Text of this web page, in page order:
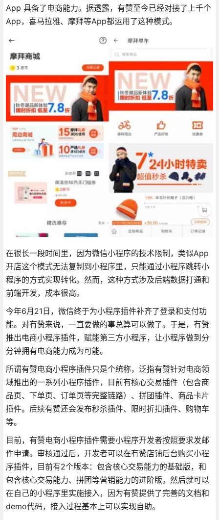
App 具备了电商能力。据透露，有赞至今已经对接了上千个
App，喜马拉雅、摩拜等App都运用了这种模式。
在很长一段时间里，因为微信小程序的技术限制，类似App
开店这个模式无法复制到小程序里，只能通过小程序跳转小
程序的方式实现转化。然而，这种方式涉及后端数据打通和
前端开发，成本很高。
今年6月21日，微信终于为小程序插件补齐了登录和支付功
能。对有赞来说，一直要做的事总算可以做了。于是，有赞
推出电商小程序插件，赋能第三方小程序，让小程序做到分
分钟拥有电商能力成为可能。
所谓有赞电商小程序插件只是个统称，泛指有赞针对电商领
域推出的一系列小程序插件，目前有核心交易插件（包含商
品页、下单页、订单页等完整链路）、拼团插件、商品卡片
插件。后续有赞还会发布秒杀插件、限时折扣插件、购物车
等。
目前，有赞电商小程序插件需要小程序开发者按照要求发邮
件申请。审核通过后，开发者可以在有赞店铺后台购买小程
序插件，目前有2个版本：包含核心交易能力的基础版，和
包含核心交易能力、拼团等营销能力的进阶版。然后就可以
在自己的小程序里实施接入，因为有赞提供了完善的文档和
demo代码，接入过程基本上可以实现自助。